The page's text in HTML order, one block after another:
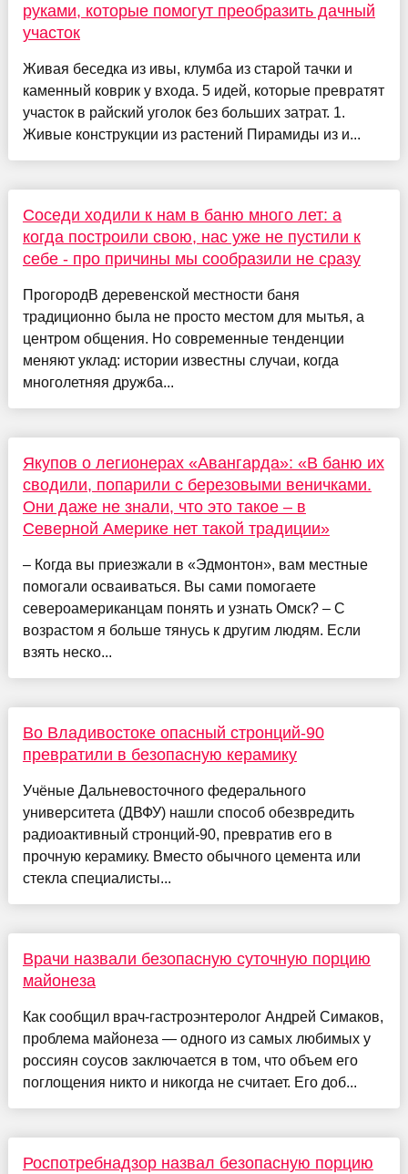
руками, которые помогут преобразить дачный
участок
Живая беседка из ивы, клумба из старой тачки и
каменный коврик у входа. 5 идей, которые превратят
участок в райский уголок без больших затрат. 1.
Живые конструкции из растений Пирамиды из и...
Соседи ходили к нам в баню много лет: а
когда построили свою, нас уже не пустили к
себе - про причины мы сообразили не сразу
ПрогородВ деревенской местности баня
традиционно была не просто местом для мытья, а
центром общения. Но современные тенденции
меняют уклад: истории известны случаи, когда
многолетняя дружба...
Якупов о легионерах «Авангарда»: «В баню их
сводили, попарили с березовыми веничками.
Они даже не знали, что это такое – в
Северной Америке нет такой традиции»
– Когда вы приезжали в «Эдмонтон», вам местные
помогали осваиваться. Вы сами помогаете
североамериканцам понять и узнать Омск? – С
возрастом я больше тянусь к другим людям. Если
взять неско...
Во Владивостоке опасный стронций-90
превратили в безопасную керамику
Учёные Дальневосточного федерального
университета (ДВФУ) нашли способ обезвредить
радиоактивный стронций-90, превратив его в
прочную керамику. Вместо обычного цемента или
стекла специалисты...
Врачи назвали безопасную суточную порцию
майонеза
Как сообщил врач-гастроэнтеролог Андрей Симаков,
проблема майонеза — одного из самых любимых у
россиян соусов заключается в том, что объем его
поглощения никто и никогда не считает. Его доб...
Роспотребнадзор назвал безопасную порцию